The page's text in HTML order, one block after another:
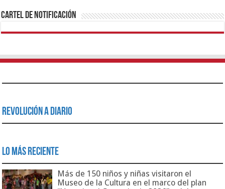
Cartel de Notificación
Revolución a Diario
Lo Más Reciente
Más de 150 niños y niñas visitaron el
Museo de la Cultura en el marco del plan